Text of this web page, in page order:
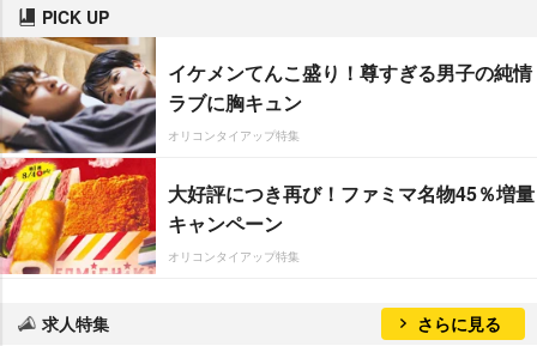
PICK UP
イケメンてんこ盛り！尊すぎる男子の純情
ラブに胸キュン
オリコンタイアップ特集
大好評につき再び！ファミマ名物45％増量
キャンペーン
オリコンタイアップ特集
求人特集 さらに見る